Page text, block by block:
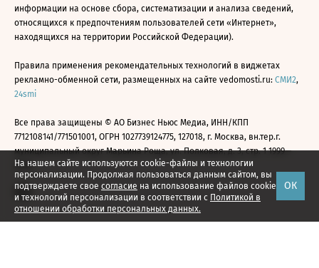
На нашем сайте используются cookie-файлы и технологии
персонализации. Продолжая пользоваться данным сайтом, вы
подтверждаете свое согласие на использование файлов cookie
и технологий персонализации в соответствии с Политикой в
отношении обработки персональных данных.
ОК
информации на основе сбора, систематизации и анализа сведений,
относящихся к предпочтениям пользователей сети «Интернет»,
находящихся на территории Российской Федерации).
Правила применения рекомендательных технологий в виджетах
рекламно-обменной сети, размещенных на сайте vedomosti.ru: СМИ2,
24smi
Все права защищены © АО Бизнес Ньюс Медиа, ИНН/КПП
7712108141/771501001, ОГРН 1027739124775, 127018, г. Москва, вн.тер.г.
муниципальный округ Марьина Роща, ул. Полковая, д. 3, стр. 1 1999—
2026